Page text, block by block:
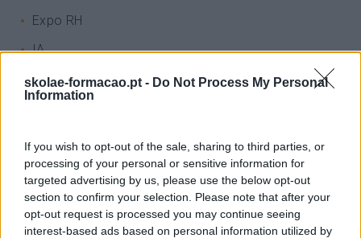
skolae-formacao.pt - Do Not Process My Personal
Information
If you wish to opt-out of the sale, sharing to third parties, or
processing of your personal or sensitive information for
targeted advertising by us, please use the below opt-out
section to confirm your selection. Please note that after your
opt-out request is processed you may continue seeing
interest-based ads based on personal information utilized by
Expo RH
IA
Inglês
Liderança
Mudança
Perspetivas